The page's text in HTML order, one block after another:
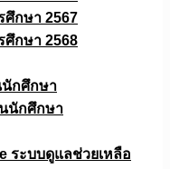
ศึกษา 2567
ศึกษา 2568
นักศึกษา
นักศึกษา
ระบบดูแลช่วยเหลือ